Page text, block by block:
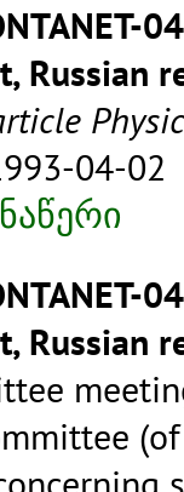
Russian
04-02
Russian